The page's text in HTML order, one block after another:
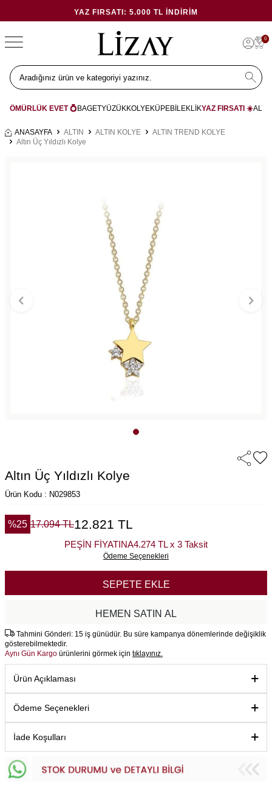
YAZ FIRSATI: 5.000 TL İNDIRIM
0
ÖMÜRLÜK EVET 💍 BAGETYÜZÜKKOLYEKÜPEBİLEKLİKYAZ FIRSATI ☀️
ANASAYFA ALTIN ALTIN KOLYE
ALTIN TREND KOLYE
Altın Üç Yıldızlı Kolye
Altın Üç Yıldızlı Kolye
Ürün Kodu : N029853
%25 17.094TL12.821 TL
PEŞİN FİYATINA4.274 TL x 3 Taksit
Ödeme Seçenekleri
SEPETE EKLE
HEMEN SATIN AL
Tahmini Gönderi: 15 iş günüdür. Bu süre kampanya dönemlerinde değişiklik
gösterebilmektedir.
Aynı Gün Kargo ürünlerini görmek için tıklayınız.
Ürün Açıklaması
Ödeme Seçenekleri
İade Koşulları